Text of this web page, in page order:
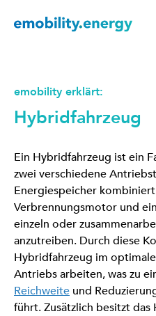
emobility erklärt:
Hybridfahrzeug
Ein Hybridfahrzeug ist ein
zwei verschiedene
Energiespeicher
Verbrennungsmotor und
einzeln oder
anzutreiben. Durch diese
Hybridfahrzeug im
Antriebs arbeiten, was zu
Reichweite und
führt. Zusätzlich besitzt